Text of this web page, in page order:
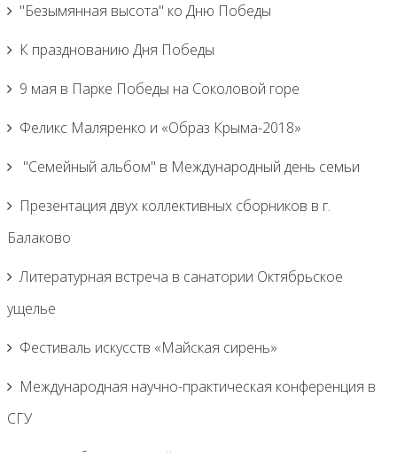
"Безымянная высота" ко Дню Победы
К празднованию Дня Победы
9 мая в Парке Победы на Соколовой горе
Феликс Маляренко и «Образ Крыма-2018»
"Семейный альбом" в Международный день семьи
Презентация двух коллективных сборников в г.
Балаково
Литературная встреча в санатории Октябрьское
ущелье
Фестиваль искусств «Майская сирень»
Международная научно-практическая конференция в
СГУ